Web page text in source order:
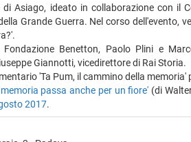
Asiago, ideato in collaborazione con il
Grande Guerra. Nel corso dell'evento,
Benetton, Paolo Plini e
Giannotti, vicedirettore di Rai Storia.
'Ta Pum, il cammino della memoria'
passa anche per un fiore' (di
2017.